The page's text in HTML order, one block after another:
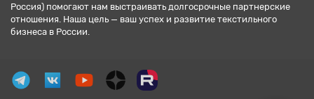
Россия) помогают нам выстраивать долгосрочные партнерские
отношения. Наша цель — ваш успех и развитие текстильного
бизнеса в России.